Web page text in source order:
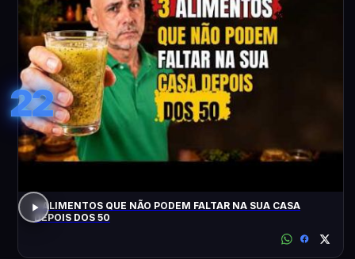
22
3 ALIMENTOS QUE NÃO PODEM FALTAR NA SUA CASA
DEPOIS DOS 50